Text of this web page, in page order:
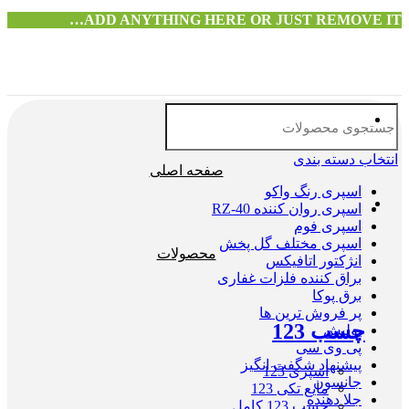
ADD ANYTHING HERE OR JUST REMOVE IT…
انتخاب دسته بندی
اسپری رنگ واکو
اسپری روان کننده RZ-40
اسپری فوم
اسپری مختلف گل پخش
انژکتور اتافیکس
براق کننده فلزات غفاری
برق پوکا
پر فروش ترین ها
پولیش
پی وی سی
پیشنهاد شگفت انگیز
جانسون
جلا دهنده
صفحه اصلی
محصولات
چسب 123
اسپری 123
مایع تکی 123
چسب 123 کامل